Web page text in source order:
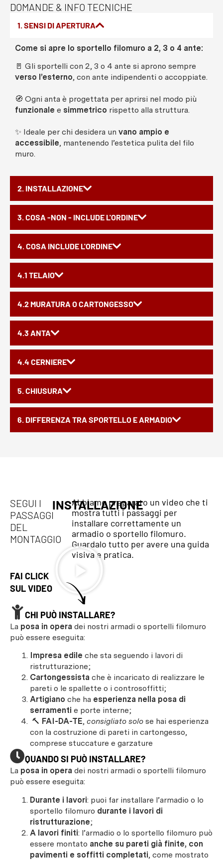
DOMANDE & INFO TECNICHE
1. SENSI DI APERTURA
2. INSTALLAZIONE
3. COSA -NON - INCLUDE L'ORDINE
4. COSA INCLUDE L'ORDINE
4.1 TELAIO
4.2 MURATURA O CARTONGESSO
4.3 ANTA
4.4 CERNIERE
5. CHIUSURA
6. DIFFERENZA TRA SPORTELLO E ARMADIO
Come si apre lo sportello filomuro a 2, 3 o 4 ante:
🚪 Gli sportelli con 2, 3 o 4 ante si aprono sempre
verso l’esterno, con ante indipendenti o accoppiate.
🧭 Ogni anta è progettata per aprirsi nel modo più
funzionale e simmetrico rispetto alla struttura.
✨ Ideale per chi desidera un vano ampio e
accessibile, mantenendo l’estetica pulita del filo
muro.
SEGUI I
PASSAGGI
DEL
MONTAGGIO
INSTALLAZIONE
Abbiamo preparato un video che ti
mostra tutti i passaggi per
installare correttamente un
armadio o sportello filomuro.
Guardalo tutto per avere una guida
visiva e pratica.
FAI CLICK
SUL VIDEO
CHI PUÒ INSTALLARE?
La posa in opera dei nostri armadi o sportelli filomuro
può essere eseguita:
Impresa edile che sta seguendo i lavori di
ristrutturazione;
Cartongessista che è incaricato di realizzare le
pareti o le spallette o i controsoffitti;
Artigiano che ha esperienza nella posa di
serramenti e porte interne;
🔨 FAI-DA-TE, consigliato solo se hai esperienza
con la costruzione di pareti in cartongesso,
comprese stuccature e garzature
QUANDO SI PUÒ INSTALLARE?
La posa in opera dei nostri armadi o sportelli filomuro
può essere eseguita:
Durante i lavori: puoi far installare l’armadio o lo
sportello filomuro durante i lavori di
ristrutturazione;
A lavori finiti: l’armadio o lo sportello filomuro può
essere montato anche su pareti già finite, con
pavimenti e soffitti completati, come mostrato